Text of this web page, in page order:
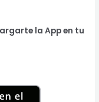
la App en tu